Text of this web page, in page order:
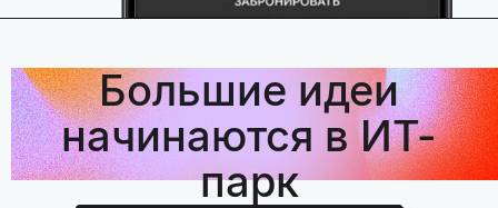
Большие идеи
начинаются в ИТ-
парк